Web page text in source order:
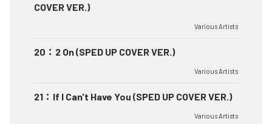
COVER VER.)
Various Artists
20 ： 2 On (SPED UP COVER VER.)
Various Artists
21 ： If I Can't Have You (SPED UP COVER VER.)
Various Artists